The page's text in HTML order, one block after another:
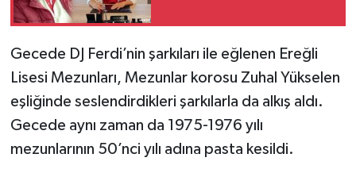
Gecede DJ Ferdi’nin şarkıları ile eğlenen Ereğli
Lisesi Mezunları, Mezunlar korosu Zuhal Yükselen
eşliğinde seslendirdikleri şarkılarla da alkış aldı.
Gecede aynı zaman da 1975-1976 yılı
mezunlarının 50’nci yılı adına pasta kesildi.